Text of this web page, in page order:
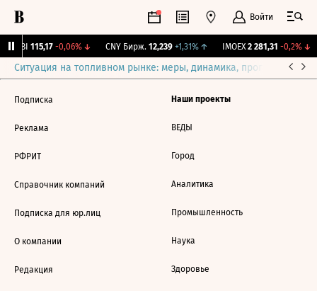
Войти
RGBI 115,17 -0,06%↓ CNY Бирж. 12,239 +1,31%↑ IMOEX 2 281,31 -0,2%↓
Ситуация на топливном рынке: меры, динамика, прогнозы
Подписка
Реклама
РФРИТ
Справочник компаний
Подписка для юр.лиц
О компании
Редакция
Наши проекты
ВЕДЫ
Город
Аналитика
Промышленность
Наука
Здоровье